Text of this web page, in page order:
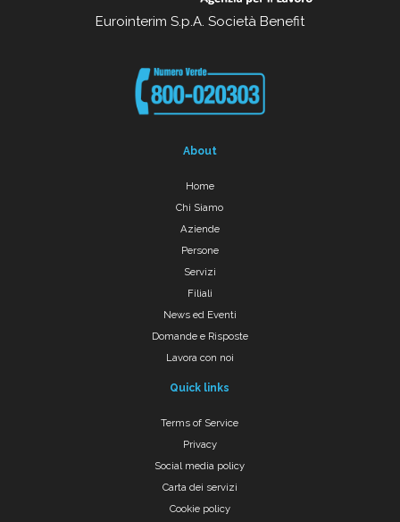
Eurointerim S.p.A. Società Benefit
About
Home
Chi Siamo
Aziende
Persone
Servizi
Filiali
News ed Eventi
Domande e Risposte
Lavora con noi
Quick links
Terms of Service
Privacy
Social media policy
Carta dei servizi
Cookie policy